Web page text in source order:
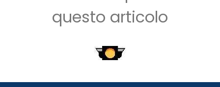
questo articolo